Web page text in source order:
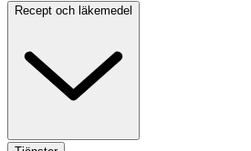
Recept och läkemedel